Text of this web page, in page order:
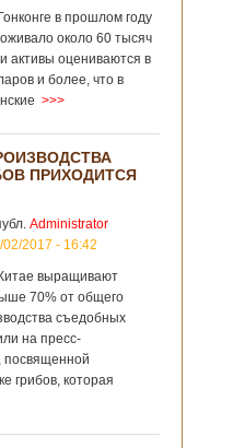
в прошлом году
около 60 тысяч
активы оцениваются в
и более, что в
>>>
ПРИХОДИТСЯ
Administrator
02/2017 - 16:42
выращивают
70% от общего
съедобных
на пресс-
посвященной
грибов, которая